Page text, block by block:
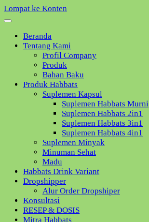
Lompat ke Konten
Beranda
Tentang Kami
Profil Company
Produk
Bahan Baku
Produk Habbats
Suplemen Kapsul
Suplemen Habbats Murni
Suplemen Habbats 2in1
Suplemen Habbats 3in1
Suplemen Habbats 4in1
Suplemen Minyak
Minuman Sehat
Madu
Habbats Drink Variant
Dropshipper
Alur Order Dropshiper
Konsultasi
RESEP & DOSIS
Mitra Habbats